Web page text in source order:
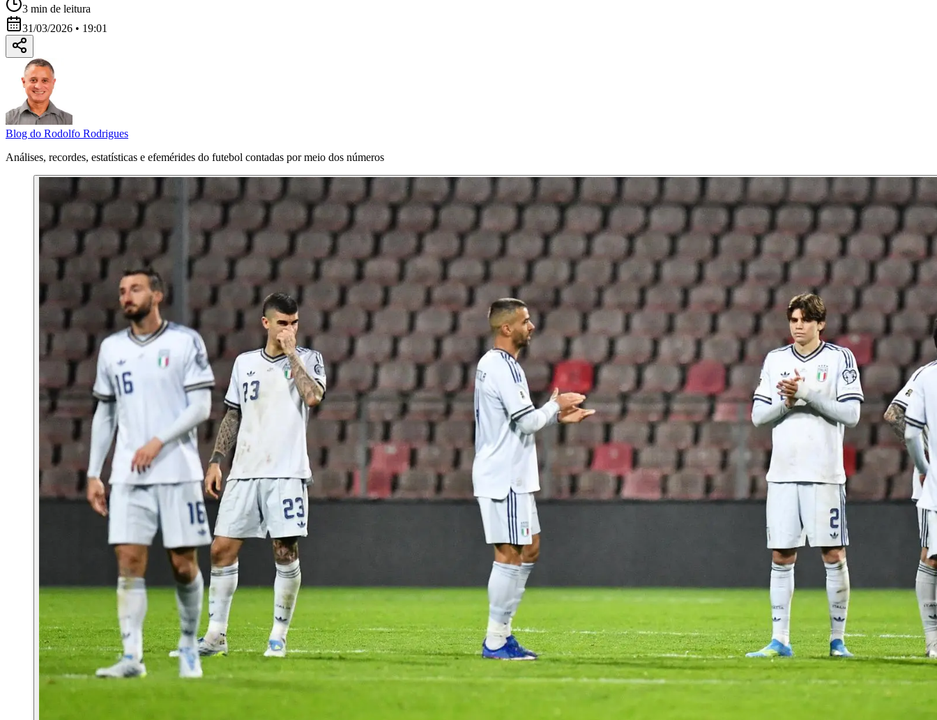
3 min de leitura
31/03/2026 • 19:01
Blog do Rodolfo Rodrigues
Análises, recordes, estatísticas e efemérides do futebol contadas por meio dos números